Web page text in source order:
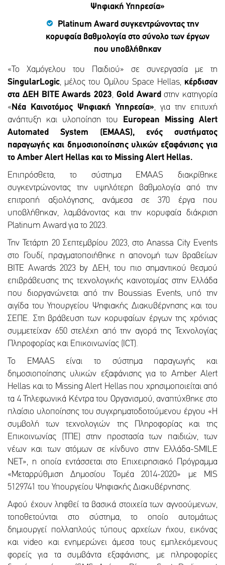
Ψηφιακή Υπηρεσία»
Platinum Award συγκεντρώνοντας την
κορυφαία βαθμολογία στο σύνολο των έργων
που υποβλήθηκαν
«Το Χαμόγελου του Παιδιού» σε συνεργασία με τη
SingularLogic, μέλος του Ομίλου Space Hellas, κέρδισαν
στα ΔΕΗ BITE Awards 2023, Gold Awardστην κατηγορία
«Νέα Καινοτόμος Ψηφιακή Υπηρεσία», για την επιτυχή
ανάπτυξη και υλοποίηση του European Missing Alert
Automated System (ΕΜΑAS), ενός συστήματος
παραγωγής και δημοσιοποίησης υλικών εξαφάνισης για
το Amber Alert Hellas και το Missing Alert Hellas.
Επιπρόσθετα, το σύστημα ΕΜΑAS διακρίθηκε
συγκεντρώνοντας την υψηλότερη βαθμολογία από την
επιτροπή αξιολόγησης, ανάμεσα σε 370 έργα που
υποβλήθηκαν, λαμβάνοντας και την κορυφαία διάκριση
Platinum Award για το 2023.
Την Τετάρτη 20 Σεπτεμβρίου 2023, στο Anassa City Events
στο Γουδί, πραγματοποιήθηκε η απονομή των βραβείων
BITE Awards 2023 by ΔΕΗ, του πιο σημαντικού θεσμού
επιβράβευσης της τεχνολογικής καινοτομίας στην Ελλάδα
που διοργανώνεται από την Boussias Events, υπό την
αιγίδα του Υπουργείου Ψηφιακής Διακυβέρνησης και του
ΣΕΠΕ. Στη βράβευση των κορυφαίων έργων της χρόνιας
συμμετείχαν 650 στελέχη από την αγορά της Τεχνολογίας
Πληροφορίας και Επικοινωνίας (ICT).
Το EMAAS είναι το σύστημα παραγωγής και
δημοσιοποίησης υλικών εξαφάνισης για το Amber Alert
Hellas και το Missing Alert Hellas που χρησιμοποιείται από
τα 4 Τηλεφωνικά Κέντρα του Οργανισμού, αναπτύχθηκε στο
πλαίσιο υλοποίησης του συγχρηματοδοτούμενου έργου «Η
συμβολή των τεχνολογιών της Πληροφορίας και της
Επικοινωνίας (ΤΠΕ) στην προστασία των παιδιών, των
νέων και των ατόμων σε κίνδυνο στην Ελλάδα-SMILE
NET», η οποία εντάσσεται στο Επιχειρησιακό Πρόγραμμα
«Μεταρρύθμιση Δημοσίου Τομέα 2014-2020» με MIS
5129741 του Υπουργείου Ψηφιακής Διακυβέρνησης.
Αφού έχουν ληφθεί τα βασικά στοιχεία των αγνοούμενων,
τοποθετούνται στο σύστημα, το οποίο αυτομάτως
δημιουργεί πολλαπλούς τύπους αρχείων ήχου, εικόνας
και video και ενημερώνει άμεσα τους εμπλεκόμενους
φορείς για τα συμβάντα εξαφάνισης, με πληροφορίες